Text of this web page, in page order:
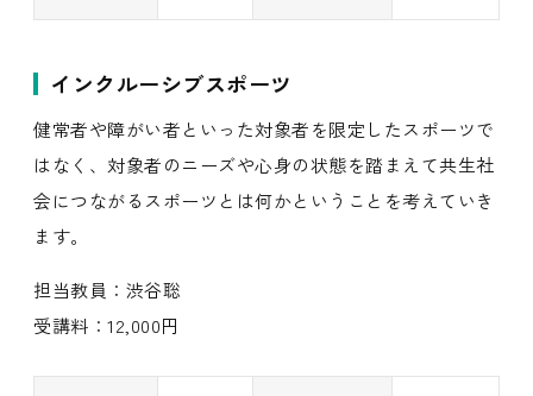
インクルーシブスポーツ
健常者や障がい者といった対象者を限定したスポーツで
はなく、対象者のニーズや心身の状態を踏まえて共生社
会につながるスポーツとは何かということを考えていき
ます。
担当教員：渋谷聡
受講料：12,000円